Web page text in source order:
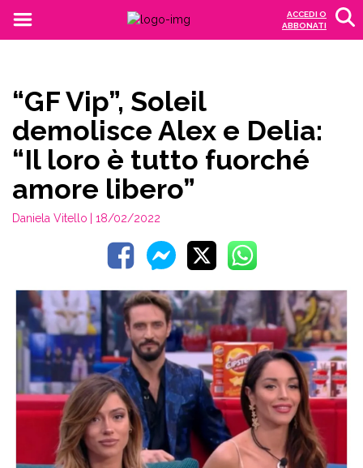
ACCEDI O
ABBONATI
“GF Vip”, Soleil
demolisce Alex e Delia:
“Il loro è tutto fuorché
amore libero”
Daniela Vitello | 18/02/2022